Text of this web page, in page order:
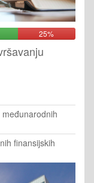
25%
finansijskih